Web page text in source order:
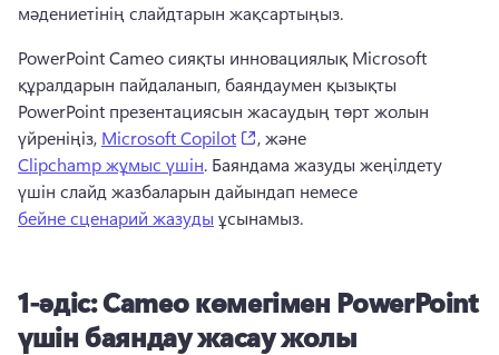
мәдениетінің слайдтарын жақсартыңыз.
PowerPoint Cameo сияқты инновациялық Microsoft
құралдарын пайдаланып, баяндаумен қызықты
PowerPoint презентациясын жасаудың төрт жолын
үйреніңіз, Microsoft Copilot (opens in a new tab)
, және
Clipchamp жұмыс үшін. Баяндама жазуды жеңілдету
үшін слайд жазбаларын дайындап немесе
бейне сценарий жазуды ұсынамыз.
1-әдіс: Cameo көмегімен PowerPoint
үшін баяндау жасау жолы